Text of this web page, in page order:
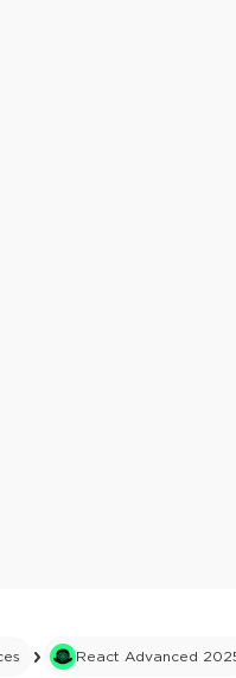
React Advanced